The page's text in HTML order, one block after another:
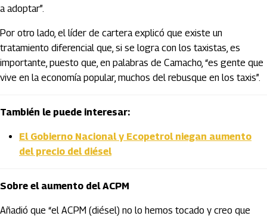
a adoptar”.
Por otro lado, el líder de cartera explicó que existe un
tratamiento diferencial que, si se logra con los taxistas, es
importante, puesto que, en palabras de Camacho, “es gente que
vive en la economía popular, muchos del rebusque en los taxis”.
También le puede interesar:
El Gobierno Nacional y Ecopetrol niegan aumento
del precio del diésel
Sobre el aumento del ACPM
Añadió que “el ACPM (diésel) no lo hemos tocado y creo que